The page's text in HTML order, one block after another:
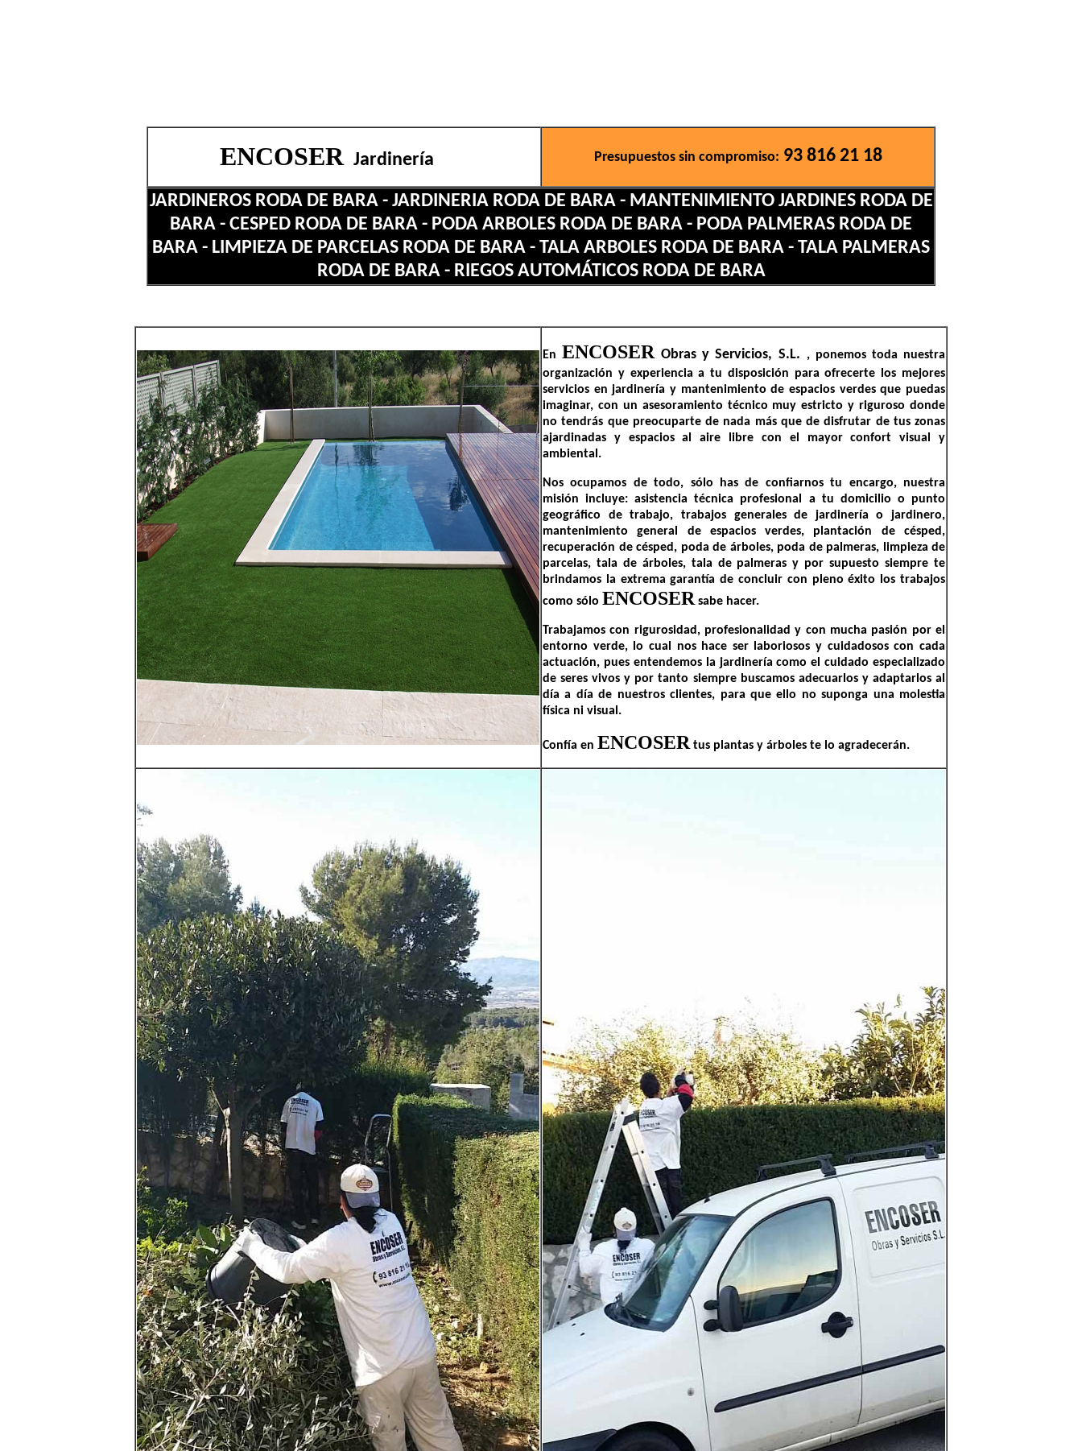
ENCOSER Jardinería Presupuestos sin compromiso: 93 816 21 18
JARDINEROS RODA DE BARA - JARDINERIA RODA DE BARA - MANTENIMIENTO JARDINES RODA DE
BARA - CESPED RODA DE BARA - PODA ARBOLES RODA DE BARA - PODA PALMERAS RODA DE
BARA - LIMPIEZA DE PARCELAS RODA DE BARA - TALA ARBOLES RODA DE BARA - TALA PALMERAS
RODA DE BARA - RIEGOS AUTOMÁTICOS RODA DE BARA
EnENCOSER Obras y Servicios, S.L.
, ponemos toda nuestra
organización y experiencia a tu disposición para ofrecerte los mejores
servicios en jardinería y mantenimiento de espacios verdes que puedas
imaginar, con un asesoramiento técnico muy estricto y riguroso donde
no tendrás que preocuparte de nada más que de disfrutar de tus zonas
ajardinadas y espacios al aire libre con el mayor confort visual y
ambiental.
Nos ocupamos de todo, sólo has de confiarnos tu encargo, nuestra
misión incluye: asistencia técnica profesional a tu domicilio o punto
geográfico de trabajo, trabajos generales de jardinería o jardinero,
mantenimiento general de espacios verdes, plantación de césped,
recuperación de césped, poda de árboles, poda de palmeras, limpieza de
parcelas, tala de árboles, tala de palmeras y por supuesto siempre te
brindamos la extrema garantía de concluir con pleno éxito los trabajos
como sólo ENCOSERsabe hacer.
Trabajamos con rigurosidad, profesionalidad y con mucha pasión por el
entorno verde, lo cual nos hace ser laboriosos y cuidadosos con cada
actuación, pues entendemos la jardinería como el cuidado especializado
de seres vivos y por tanto siempre buscamos adecuarlos y adaptarlos al
día a día de nuestros clientes, para que ello no suponga una molestia
física ni visual.
Confía en ENCOSERtus plantas y árboles te lo agradecerán.